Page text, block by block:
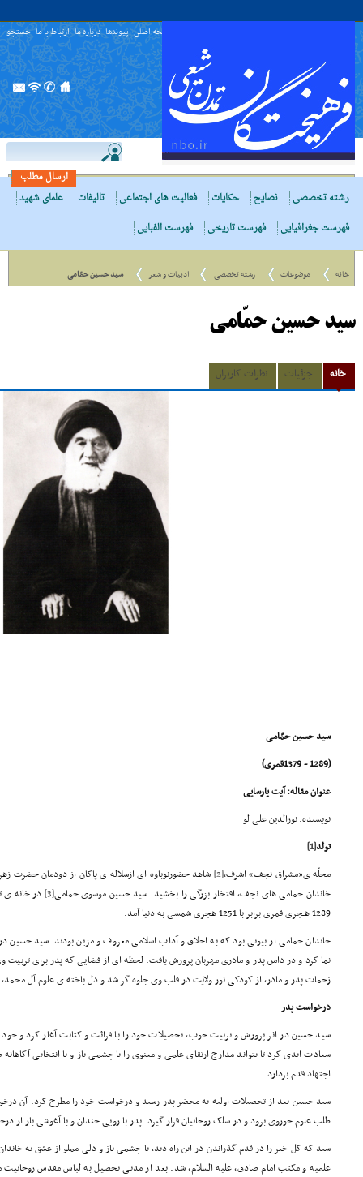
صفحه اصلی پیوندها درباره ما ارتباط با ما جستجو
ارسال مطلب
رشته تخصصی
نصایح حکایات فعالیت های اجتماعی تالیفات
علمای شهید
فهرست جغرافیایی
فهرست تاریخی فهرست الفبایی
خانه موضوعات رشته تخصصی ادبیات و شعر سید حسین حمّامی
سید حسین حمّامی
خانه جزئیات نظرات کاربران
سید حسین حمّامی
(1289 - 1379قمری)
عنوان مقاله:آیت پارسایی
نویسنده: نورالدین علی لو
تولد[1]
محلّه ی«مشراق نجف» اشرف،[2]
شاهد حضورنوباوه ای ازسلاله ی پاکان از دودمان حضرت
خاندان حمامی های نجف، افتخار بزرگی را بخشید. سید حسین موسوی حمامی[3]
در خانه ی
1289 هـجری قمری برابر با 1251 هجری شمسی به دنیا آمد.
خاندان حمامی از بیوتی بود که به اخلاق و آداب اسلامی معروف و مزین بودند. سید حسین
نما کرد و در دامن پدر و مادری مهربان پرورش یافت. لحظه ای از فضایی که پدر برای تربیت
زحمات پدر و مادر، از کودکی نور ولایت در قلب وی جلوه گر شد و دل باخته ی علوم آل محمد،
درخواست پدر
سید حسین در اثر پرورش و تربیت خوب، تحصیلات خود را با قرائت و کتابت آغاز کرد و
سعادت ابدی کرد تا بتواند مدارج ارتقای علمی و معنوی را با چشمی باز و با انتخابی
اجتهاد قدم بردارد.
سید حسین بعد از تحصیلات اولیه به محضر پدر رسید و درخواست خود را مطرح کرد. آن
طلب علوم حوزوی برود و در سلک روحانیان قرار گیرد. پدر با رویی خندان و با آغوشی باز از
سید که کل خیر را در قدم گذراندن در این راه دید، با چشمی باز و دلی مملو از عشق به
علمیه و مکتب امام صادق، علیه السلام، شد. بعد از مدتی تحصیل به لباس مقدس